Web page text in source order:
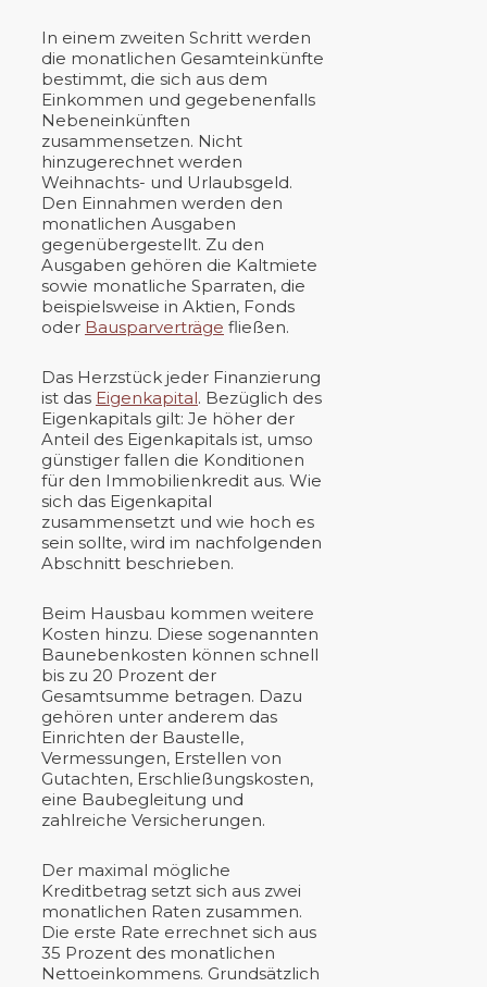
In einem zweiten Schritt werden
die monatlichen Gesamteinkünfte
bestimmt, die sich aus dem
Einkommen und gegebenenfalls
Nebeneinkünften
zusammensetzen. Nicht
hinzugerechnet werden
Weihnachts- und Urlaubsgeld.
Den Einnahmen werden den
monatlichen Ausgaben
gegenübergestellt. Zu den
Ausgaben gehören die Kaltmiete
sowie monatliche Sparraten, die
beispielsweise in Aktien, Fonds
oder Bausparverträge fließen.
Das Herzstück jeder Finanzierung
ist das Eigenkapital. Bezüglich des
Eigenkapitals gilt: Je höher der
Anteil des Eigenkapitals ist, umso
günstiger fallen die Konditionen
für den Immobilienkredit aus. Wie
sich das Eigenkapital
zusammensetzt und wie hoch es
sein sollte, wird im nachfolgenden
Abschnitt beschrieben.
Beim Hausbau kommen weitere
Kosten hinzu. Diese sogenannten
Baunebenkosten können schnell
bis zu 20 Prozent der
Gesamtsumme betragen. Dazu
gehören unter anderem das
Einrichten der Baustelle,
Vermessungen, Erstellen von
Gutachten, Erschließungskosten,
eine Baubegleitung und
zahlreiche Versicherungen.
Der maximal mögliche
Kreditbetrag setzt sich aus zwei
monatlichen Raten zusammen.
Die erste Rate errechnet sich aus
35 Prozent des monatlichen
Nettoeinkommens. Grundsätzlich